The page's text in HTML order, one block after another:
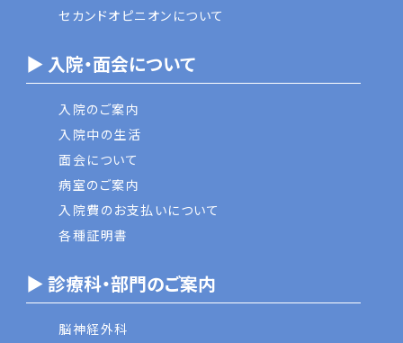
セカンドオピニオンについて
▶ 入院・面会について
入院のご案内
入院中の生活
面会について
病室のご案内
入院費のお支払いについて
各種証明書
▶ 診療科・部門のご案内
脳神経外科